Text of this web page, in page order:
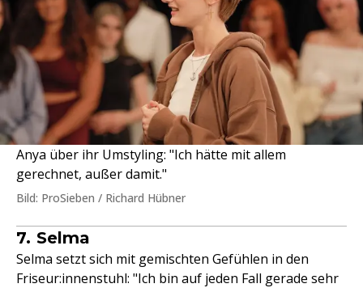
Anya über ihr Umstyling: "Ich hätte mit allem
gerechnet, außer damit."
Bild: ProSieben / Richard Hübner
7. Selma
Selma setzt sich mit gemischten Gefühlen in den
Friseur:innenstuhl: "Ich bin auf jeden Fall gerade sehr